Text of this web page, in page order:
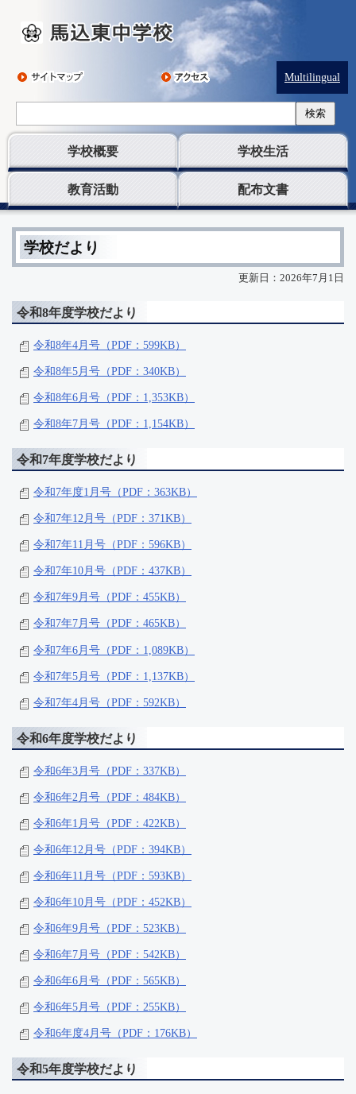
Multilingual
検索
学校概要 学校生活
教育活動 配布文書
学校だより
更新日：2026年7月1日
令和8年度学校だより
令和8年4月号（PDF：599KB）
令和8年5月号（PDF：340KB）
令和8年6月号（PDF：1,353KB）
令和8年7月号（PDF：1,154KB）
令和7年度学校だより
令和7年度1月号（PDF：363KB）
令和7年12月号（PDF：371KB）
令和7年11月号（PDF：596KB）
令和7年10月号（PDF：437KB）
令和7年9月号（PDF：455KB）
令和7年7月号（PDF：465KB）
令和7年6月号（PDF：1,089KB）
令和7年5月号（PDF：1,137KB）
令和7年4月号（PDF：592KB）
令和6年度学校だより
令和6年3月号（PDF：337KB）
令和6年2月号（PDF：484KB）
令和6年1月号（PDF：422KB）
令和6年12月号（PDF：394KB）
令和6年11月号（PDF：593KB）
令和6年10月号（PDF：452KB）
令和6年9月号（PDF：523KB）
令和6年7月号（PDF：542KB）
令和6年6月号（PDF：565KB）
令和6年5月号（PDF：255KB）
令和6年度4月号（PDF：176KB）
令和5年度学校だより